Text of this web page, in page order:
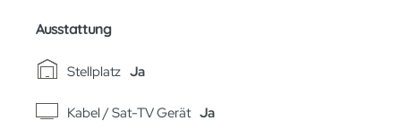
Ausstattung
Stellplatz Ja
Kabel / Sat-TV Gerät Ja